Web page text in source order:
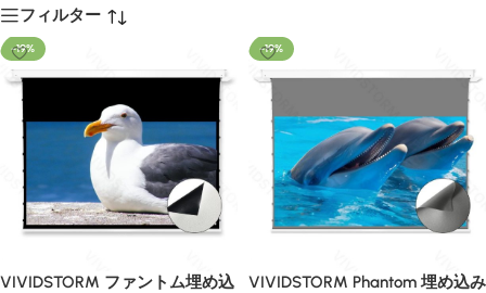
フィルター
-19%
VIVIDSTORM ファントム埋め込
-19%
VIVIDSTORM Phantom 埋め込み